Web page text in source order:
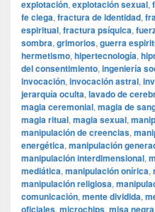
explotación, explotación sexual,
fe ciega, fractura de identidad,
espiritual, fractura psíquica,
sombra, grimorios, guerra
hermetismo, hipertecnología,
del consentimiento, ingeniería
invocación, invocación astral,
jerarquía oculta, lavado de
magia ceremonial, magia de
magia ritual, magia sexual,
manipulación de creencias,
energética, manipulación
manipulación interdimensional,
mediática, manipulación onírica,
manipulación religiosa,
comunicación, mente dividida,
oficiales, microchips, misa negra